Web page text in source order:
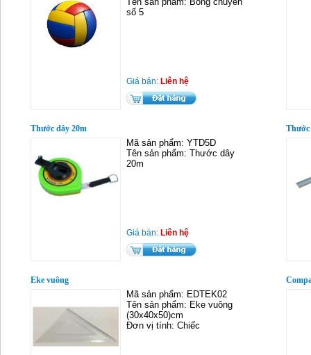
số 5
Giá bán: Liên hệ
Thước dây 20m
Mã sản phẩm: YTD5D
Tên sản phẩm: Thước dây
20m
Giá bán: Liên hệ
Thước
Eke vuông
Mã sản phẩm: EDTEK02
Tên sản phẩm: Eke vuông
(30x40x50)cm
Đơn vị tính: Chiếc